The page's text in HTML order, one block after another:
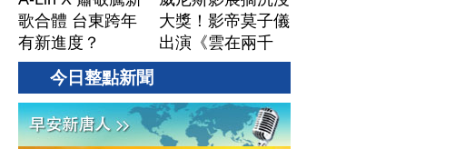
歌合體 台東跨年
有新進度？
大獎！影帝莫子儀
出演《雲在兩千
米》鬆口秘辛
今日整點新聞